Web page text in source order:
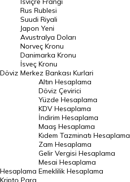
Riyal Kuru
Avustralya Doları
Danimarka Kronu Kuru
Kanada Doları Kuru
Norveç Kronu Kuru
İsveç Kronu Kuru
Japon Yeni Kuru
Serbest Piyasa Döviz Kurları
Merkez Bankası Döviz Kurları
Altın Fiyatları
Döviz
Rus Rublesi
Suudi Riyali
Japon Yeni
Avustralya Doları
Norveç Kronu
Danimarka Kronu
İsveç Kronu
Merkez Bankası Kurlari
Hesaplama
Altın Hesaplama
Döviz Çevirici
Yüzde Hesaplama
KDV Hesaplama
İndirim Hesaplama
Maaş Hesaplama
Kıdem Tazminatı Hesaplama
Zam Hesaplama
Gelir Vergisi Hesaplama
Mesai Hesaplama
Emeklilik Hesaplama
Kripto Para